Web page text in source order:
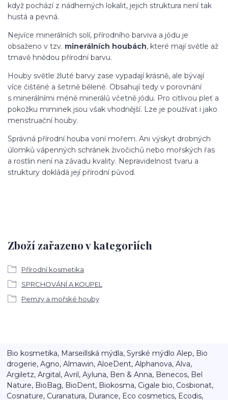
když pochází z nádherných lokalit, jejich struktura není tak
hustá a pevná.
Nejvíce minerálních solí, přírodního barviva a jódu je
obsaženo v tzv. minerálních houbách, které mají světle až
tmavě hnědou přírodní barvu.
Houby světle žluté barvy zase vypadají krásně, ale bývají
více čištěné a šetrně bělené. Obsahují tedy v porovnání
s minerálními méně minerálů včetně jódu. Pro citlivou pleť a
pokožku miminek jsou však vhodnější. Lze je používat i jako
menstruační houby.
Správná přírodní houba voní mořem. Ani výskyt drobných
úlomků vápenných schránek živočichů nebo mořských řas
a rostlin není na závadu kvality. Nepravidelnost tvaru a
struktury dokládá její přírodní původ.
Zboží zařazeno v kategoriích
Přírodní kosmetika
SPRCHOVÁNÍ A KOUPEL
Pemzy a mořské houby
Bio kosmetika, Marseillská mýdla, Syrské mýdlo Alep, Bio
drogerie, Agno, Almawin, AloeDent, Alphanova, Alva,
Argiletz, Argital, Avril, Ayluna, Ben & Anna, Benecos, Bel
Nature, BioBag, BioDent, Biokosma, Cigale bio, Cosbionat,
Cosnature, Curanatura, Durance, Eco cosmetics, Ecodis,